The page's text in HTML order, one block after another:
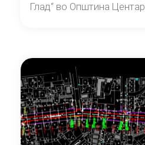
Глад“ во Општина Центар